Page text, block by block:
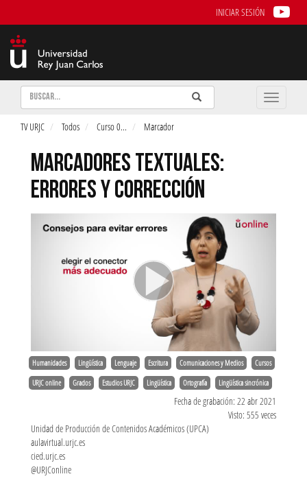
INICIAR SESIÓN
Buscar Enviar
Buscar
Toggle
TV URJC Todos Curso 0... Marcador
MARCADORES TEXTUALES:
ERRORES Y CORRECCIÓN
Humanidades Lingüística Lenguaje Escritura Comunicaciones y Medios Cursos
URJC online Grados Estudios URJC Lingüística Ortografía Lingüística sincrónica
Fecha de grabación: 22 abr 2021
Visto: 555 veces
Unidad de Producción de Contenidos Académicos (UPCA)
aulavirtual.urjc.es
cied.urjc.es
@URJConline